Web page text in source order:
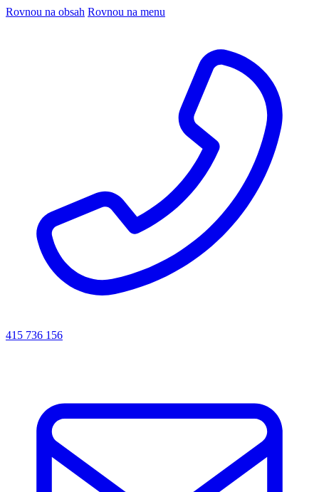
Rovnou na obsah Rovnou na menu
415 736 156